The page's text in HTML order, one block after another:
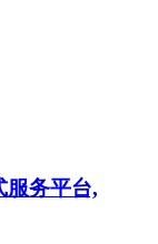
服务平台,